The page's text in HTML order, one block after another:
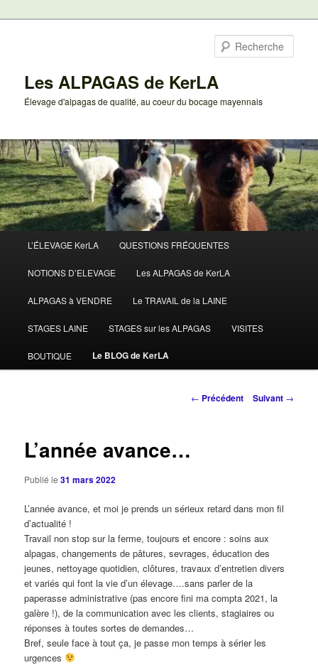
Les ALPAGAS de KerLA
Élevage d'alpagas de qualité, au coeur du bocage mayennais
principal
L’ÉLEVAGE KerLA QUESTIONS FRÉQUENTES
NOTIONS D’ELEVAGE Les ALPAGAS de KerLA
ALPAGAS à VENDRE Le TRAVAIL de la LAINE
STAGES LAINE STAGES sur les ALPAGAS VISITES
BOUTIQUE Le BLOG de KerLA
Navigation
← Précédent Suivant →
L’année avance…
Publié le31 mars 2022
L’année avance, et moi je prends un sérieux retard dans mon fil
d’actualité !
Travail non stop sur la ferme, toujours et encore : soins aux
alpagas, changements de pâtures, sevrages, éducation des
jeunes, nettoyage quotidien, clôtures, travaux d’entretien divers
et variés qui font la vie d’un élevage….sans parler de la
paperasse administrative (pas encore fini ma compta 2021, la
galère !), de la communication avec les clients, stagiaires ou
réponses à toutes sortes de demandes…
Bref, seule face à tout ça, je passe mon temps à sérier les
urgences